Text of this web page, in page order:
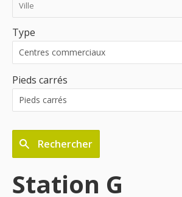
Type
Pieds carrés
Rechercher
Station G